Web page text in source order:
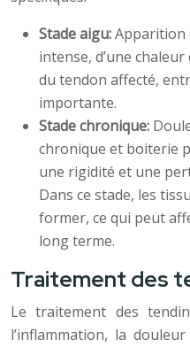
Stade aigu:Apparition
intense, d’une
du tendon affecté,
importante.
Stade chronique:
chronique et boiterie
une rigidité et une
Dans ce stade, les
former, ce qui peut
long terme.
Traitement des
Le traitement des
l’inflammation, la